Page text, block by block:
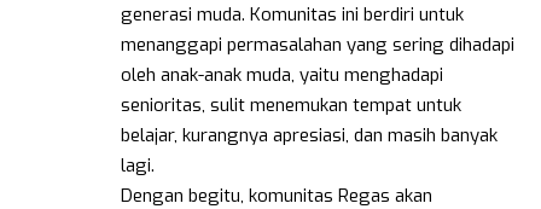
generasi muda. Komunitas ini berdiri untuk
menanggapi permasalahan yang sering dihadapi
oleh anak-anak muda, yaitu menghadapi
senioritas, sulit menemukan tempat untuk
belajar, kurangnya apresiasi, dan masih banyak
lagi.
Dengan begitu, komunitas Regas akan